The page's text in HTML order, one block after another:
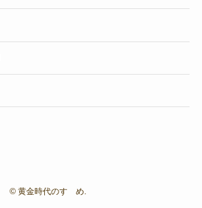
©黄金時代のすゝめ.